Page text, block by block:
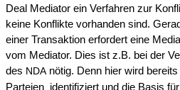
Deal Media­tor ein Verfah­ren zur
keine Konflik­te vorhan­den sind.
einer Trans­ak­ti­on erfor­dert eine
vom Media­tor. Dies ist z.B. bei der
des NDA nötig. Denn hier wird
Partei­en identi­fi­ziert und die Basis